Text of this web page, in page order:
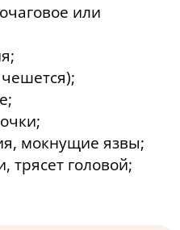
или
мокнущие язвы;
головой;